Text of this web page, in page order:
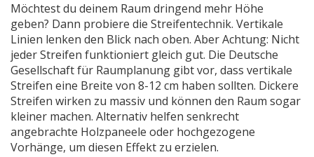
Möchtest du deinem Raum dringend mehr Höhe
geben? Dann probiere die Streifentechnik. Vertikale
Linien lenken den Blick nach oben. Aber Achtung: Nicht
jeder Streifen funktioniert gleich gut. Die Deutsche
Gesellschaft für Raumplanung gibt vor, dass vertikale
Streifen eine Breite von 8-12 cm haben sollten. Dickere
Streifen wirken zu massiv und können den Raum sogar
kleiner machen. Alternativ helfen senkrecht
angebrachte Holzpaneele oder hochgezogene
Vorhänge, um diesen Effekt zu erzielen.